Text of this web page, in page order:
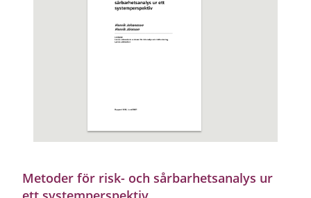
Metoder för risk- och sårbarhetsanalys ur